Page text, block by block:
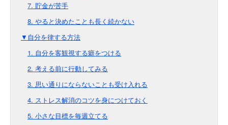
7. 貯金が苦手
8. やると決めたことも長く続かない
▼自分を律する方法
1. 自分を客観視する癖をつける
2. 考える前に行動してみる
3. 思い通りにならないことも受け入れる
4. ストレス解消のコツを身につけておく
5. 小さな目標を毎週立てる